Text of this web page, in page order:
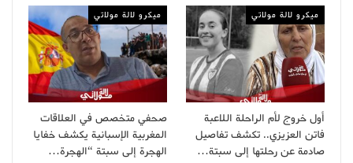
ميكرو لالة مولاتي
أول خروج لأم الراحلة اللاعبة
فاتن العزيزي.. تكشف تفاصيل
صادمة عن رحلتها إلى سبتة…
ميكرو لالة مولاتي
صحفي متخصص في العلاقات
المغربية الإسبانية يكشف خفايا
الهجرة إلى سبتة “الهجرة…